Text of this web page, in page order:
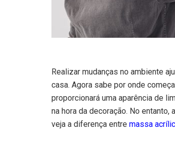
Realizar mudanças no ambiente
casa. Agora sabe por onde
proporcionará uma aparência de
na hora da decoração. No
veja a diferença entre massa